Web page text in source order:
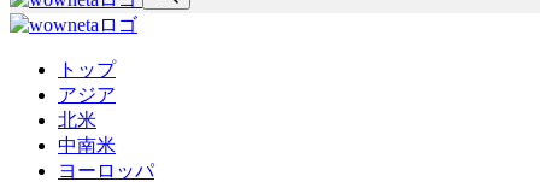
トップ
アジア
北米
中南米
ヨーロッパ